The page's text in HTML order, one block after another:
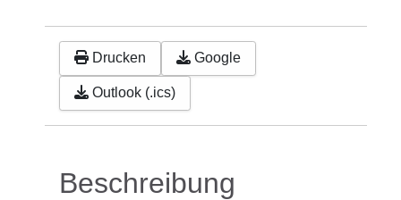
Drucken Google
Outlook (.ics)
Beschreibung